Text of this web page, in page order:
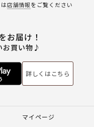
店舗情報をご覧ください
お届け！
お買い物♪
詳しくはこちら
マイページ